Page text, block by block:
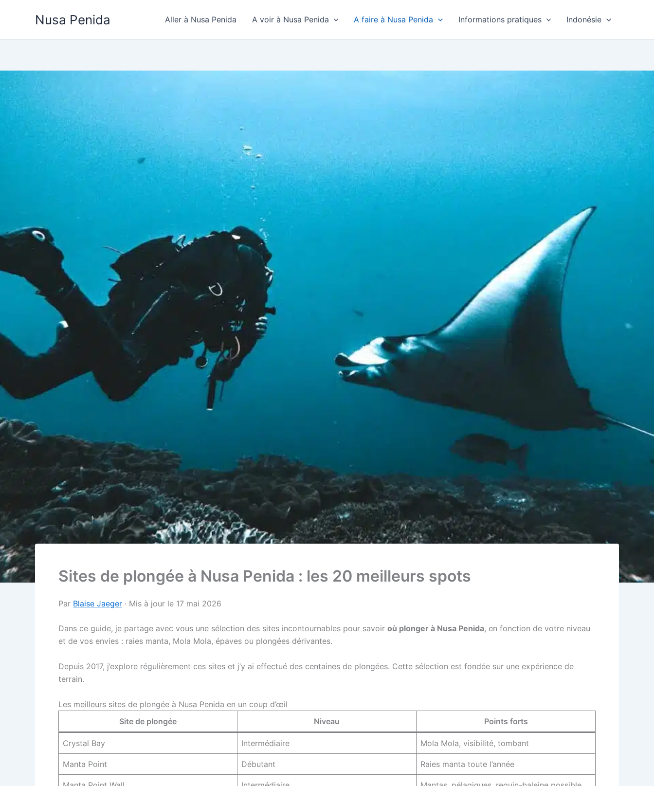
Nusa Penida Aller à Nusa Penida A voir à Nusa Penida A faire à Nusa Penida Informations pratiques Indonésie
Sites de plongée à Nusa Penida : les 20 meilleurs spots
Par Blaise Jaeger · Mis à jour le 17 mai 2026
Dans ce guide, je partage avec vous une sélection des sites incontournables pour savoir où plonger à Nusa Penida, en fonction de votre niveau
et de vos envies : raies manta, Mola Mola, épaves ou plongées dérivantes.
Depuis 2017, j’explore régulièrement ces sites et j’y ai effectué des centaines de plongées. Cette sélection est fondée sur une expérience de
terrain.
Les meilleurs sites de plongée à Nusa Penida en un coup d’œil
Site de plongée
Niveau Points forts
Crystal Bay Intermédiaire Mola Mola, visibilité, tombant
Manta Point Débutant Raies manta toute l’année